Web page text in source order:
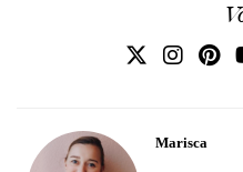
Marisca